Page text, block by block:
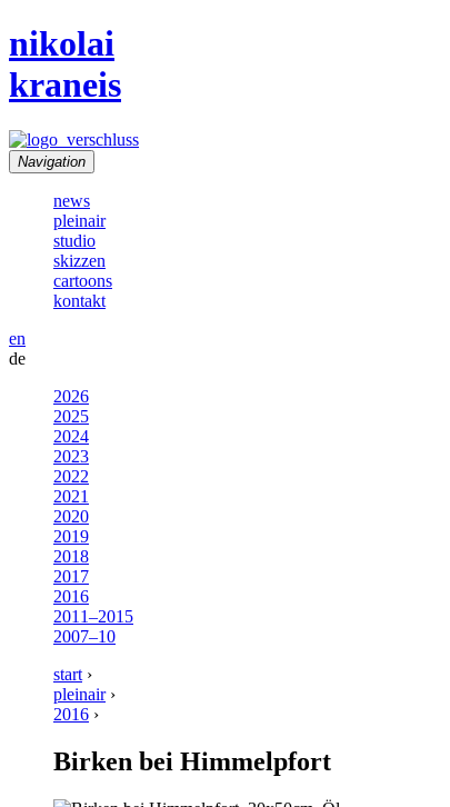
nikolai
kraneis
Navigation
news
pleinair
studio
skizzen
cartoons
kontakt
en
de
2026
2025
2024
2023
2022
2021
2020
2019
2018
2017
2016
2011–2015
2007–10
start ›
pleinair›
2016 ›
Birken bei Himmelpfort